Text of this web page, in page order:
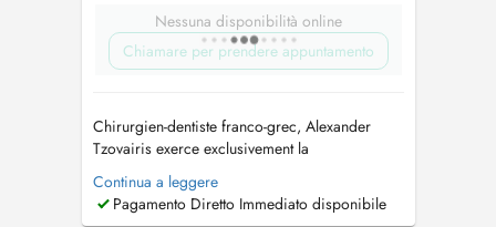
Nessuna disponibilità online
Chiamare per prendere appuntamento
Chirurgien-dentiste franco-grec, Alexander
Tzovairis exerce exclusivement la
parodontologie et limplantologie depuis plus
de 20 ans en Europe. Diplômé de lUniversité
Aristote de Thessalonique et titulaire dun
Continua a leggere
Pagamento Diretto Immediato disponibile